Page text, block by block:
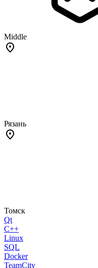
Middle
Рязань
Томск
Qt
C++
Linux
SQL
Docker
TeamCity